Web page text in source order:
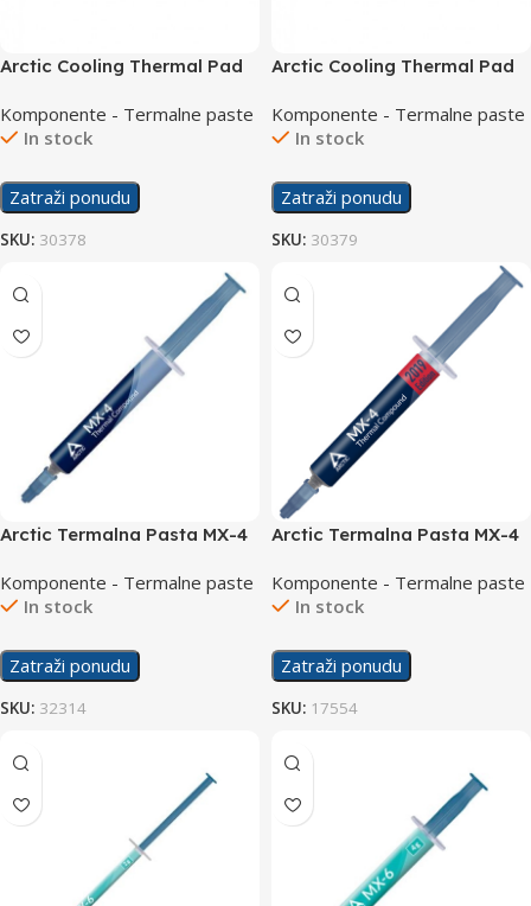
Arctic Cooling Thermal Pad
Komponente - Termalne paste
In stock
Zatraži ponudu
SKU: 30378
Arctic Cooling Thermal Pad
Komponente - Termalne paste
In stock
Zatraži ponudu
SKU: 30379
Arctic Termalna Pasta MX-4
Komponente - Termalne paste
In stock
Zatraži ponudu
SKU: 32314
Arctic Termalna Pasta MX-4
Komponente - Termalne paste
In stock
Zatraži ponudu
SKU: 17554